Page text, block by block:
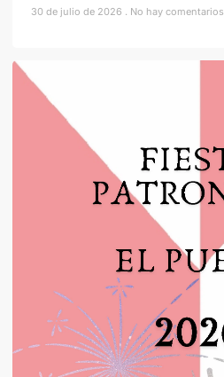
30 de julio de 2026 No hay comentarios